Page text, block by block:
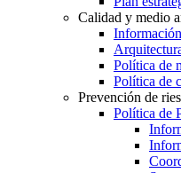
Calidad y medio
Política de
Política de
Prevención de
Política de